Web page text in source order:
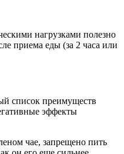
нагрузками полезно
приема еды (за 2 часа или
список преимуществ
эффекты
чае, запрещено пить